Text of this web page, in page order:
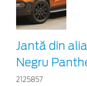
Jantă din
Negru
2125857